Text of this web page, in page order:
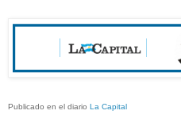
Publicado en el diario La Capital